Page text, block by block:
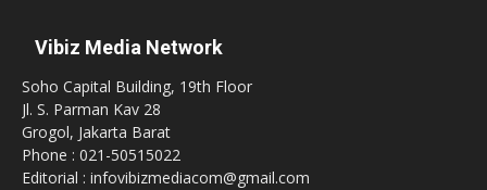
Vibiz Media Network
Soho Capital Building, 19th Floor
Jl. S. Parman Kav 28
Grogol, Jakarta Barat
Phone : 021-50515022
Editorial : infovibizmediacom@gmail.com